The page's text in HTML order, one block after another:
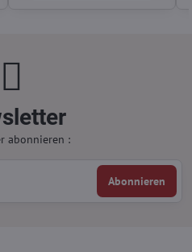
abonnieren :
Abonnieren